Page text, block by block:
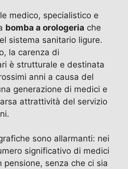
medico, specialistico e
bomba a orologeria che
sistema sanitario ligure.
la carenza di
è strutturale e destinata
anni a causa del
generazione di medici e
attrattività del servizio
sono allarmanti: nei
significativo di medici
pensione, senza che ci sia